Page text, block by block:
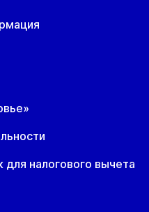
для налогового вычета